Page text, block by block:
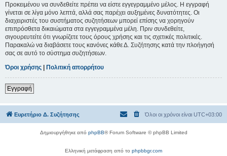
Προκειμένου να συνδεθείτε πρέπει να είστε εγγεγραμμένο μέλος. Η εγγραφή
γίνεται σε λίγα μόνο λεπτά, αλλά σας παρέχει αυξημένες δυνατότητες. Οι
διαχειριστές του συστήματος συζητήσεων μπορεί επίσης να χορηγούν
επιπρόσθετα δικαιώματα στα εγγεγραμμένα μέλη. Πριν συνδεθείτε,
σιγουρευτείτε ότι γνωρίζετε τους όρους χρήσης και τις σχετικές πολιτικές.
Παρακαλώ να διαβάσετε τους κανόνες κάθε Δ. Συζήτησης κατά την πλοήγησή
σας σε αυτό το σύστημα συζητήσεων.
Όροι χρήσης | Πολιτική απορρήτου
Εγγραφή
Ευρετήριο Δ. Συζήτησης Όλοι οι χρόνοι είναι UTC+03:00
Δημιουργήθηκε από phpBB® Forum Software © phpBB Limited
Ελληνική μετάφραση από το phpbbgr.com